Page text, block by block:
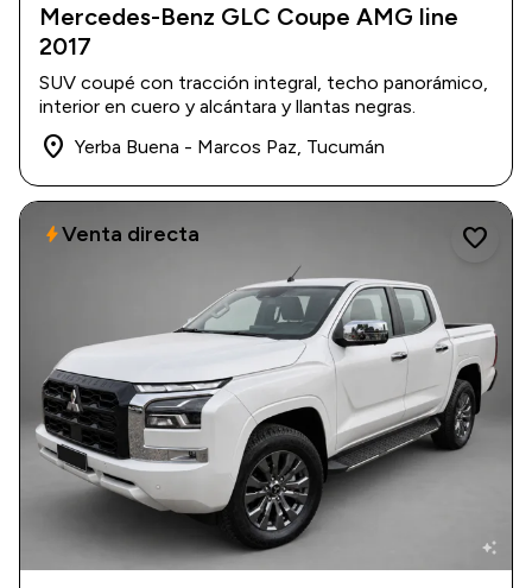
2017|
USD 41.000
Mercedes-Benz GLC Coupe AMG line
2017
SUV coupé con tracción integral, techo panorámico,
interior en cuero y alcántara y llantas negras.
place Yerba Buena - Marcos Paz, Tucumán
auto_awesome
favorite
boltVenta directa